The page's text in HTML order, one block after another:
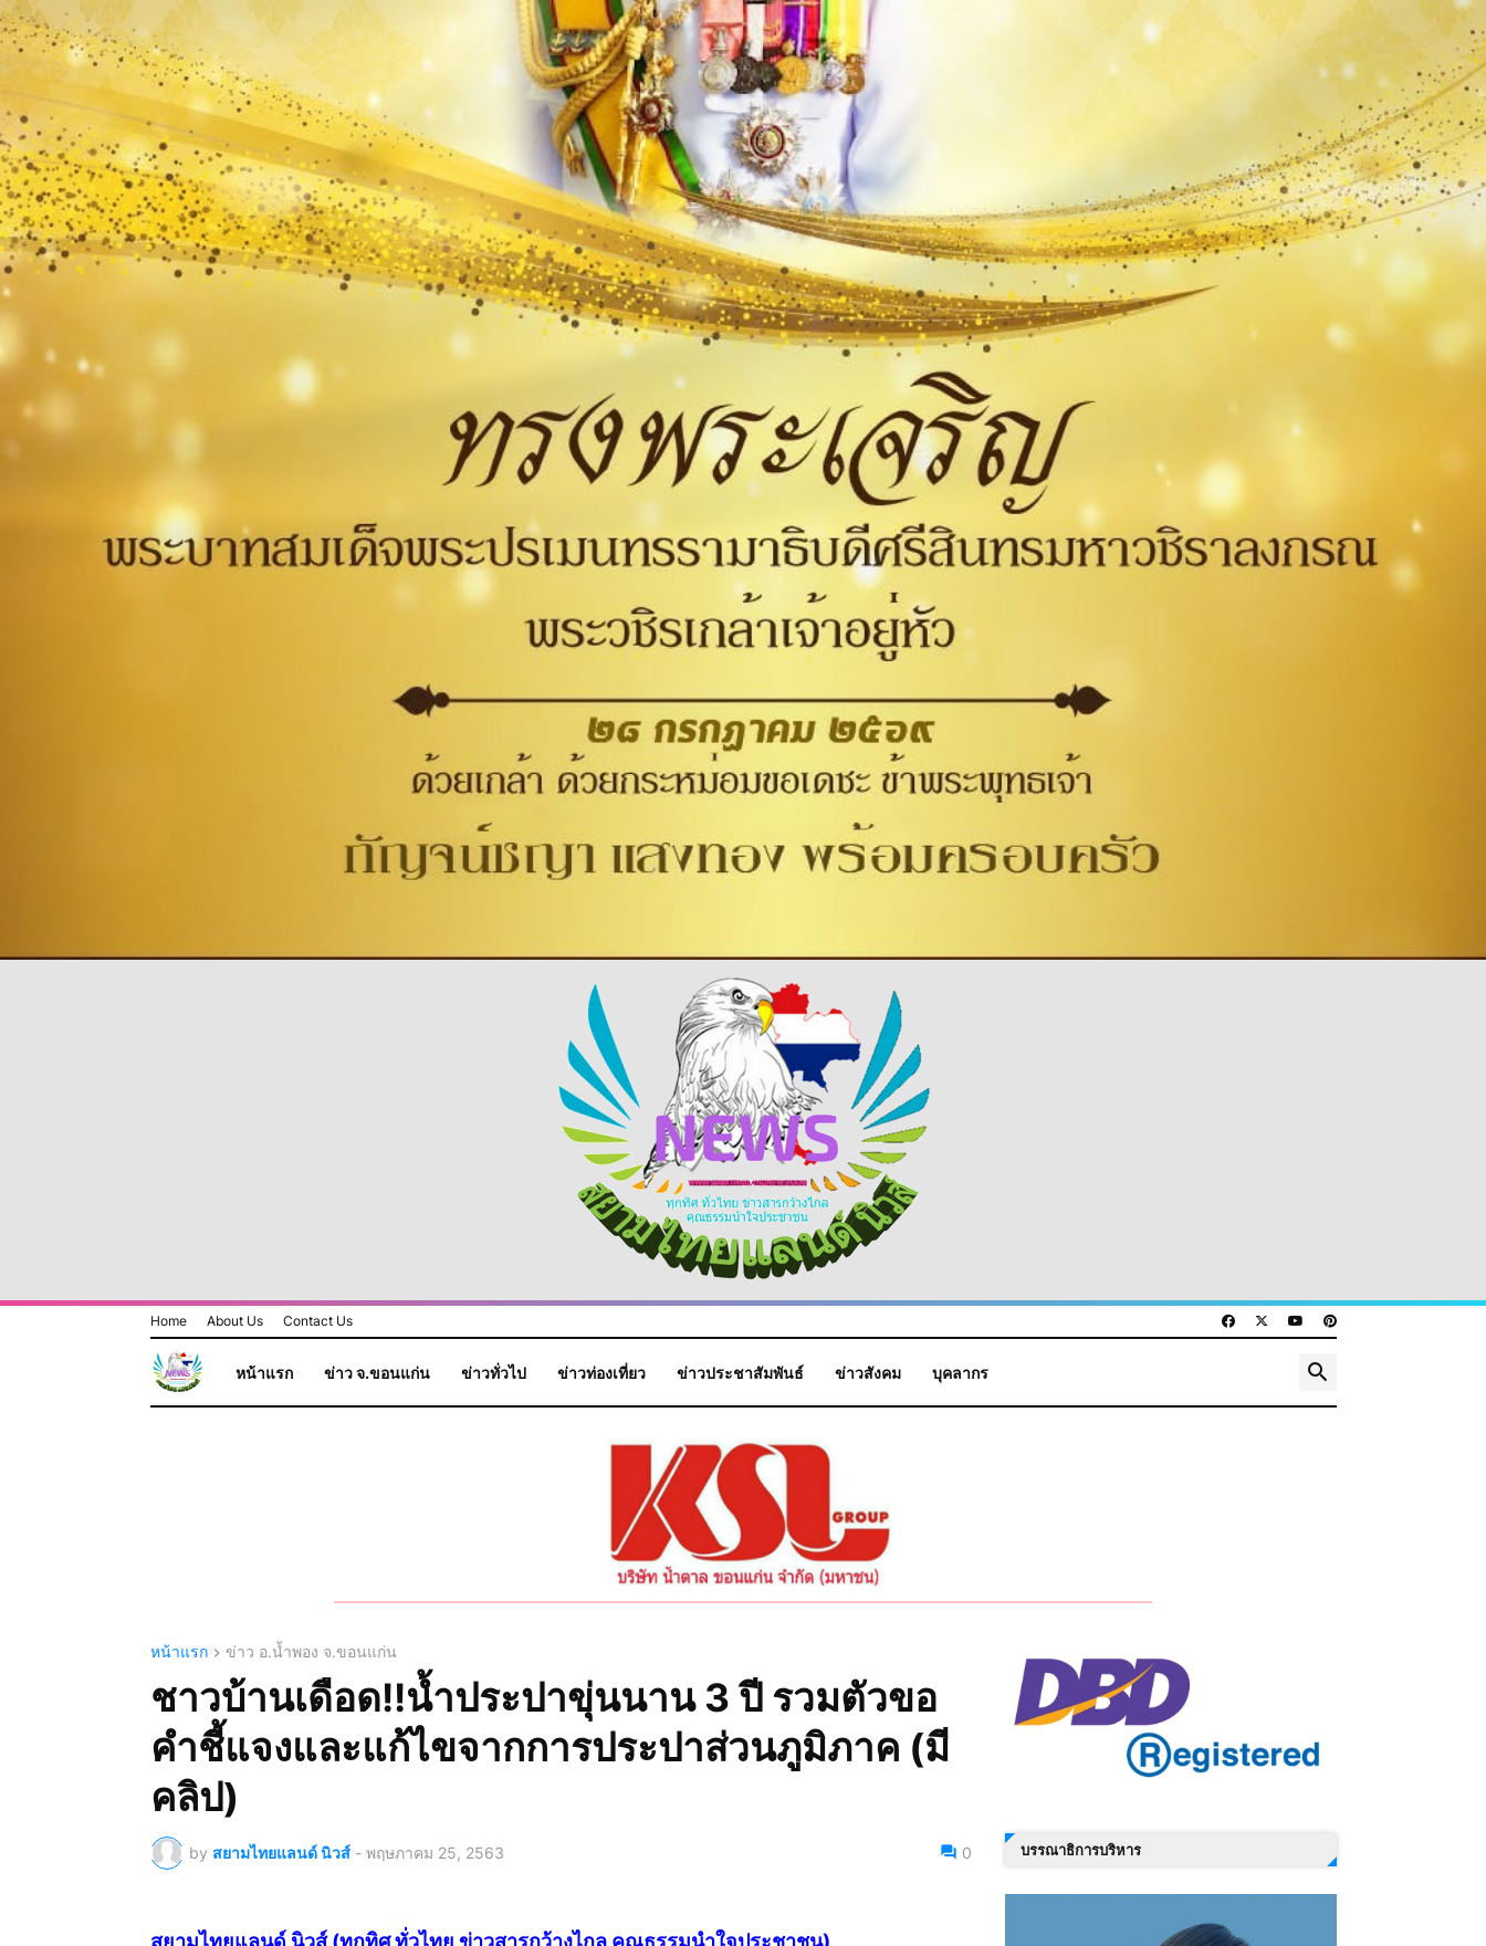
Home About Us Contact Us
หน้าแรก ข่าว จ.ขอนแก่น ข่าวทั่วไป ข่าวท่องเที่ยว ข่าวประชาสัมพันธ์ ข่าวสังคม บุคลากร
หน้าแรก ข่าว อ.น้ำพอง จ.ขอนแก่น
ชาวบ้านเดือด!!น้ำประปาขุ่นนาน 3 ปี รวมตัวขอ
คำชี้แจงและแก้ไขจากการประปาส่วนภูมิภาค (มี
คลิป)
by สยามไทยแลนด์ นิวส์ - พฤษภาคม 25, 2563 0
สยามไทยแลนด์ นิวส์ (ทุกทิศ ทั่วไทย ข่าวสารกว้างไกล คุณธรรมนำใจประชาชน)
บรรณาธิการบริหาร